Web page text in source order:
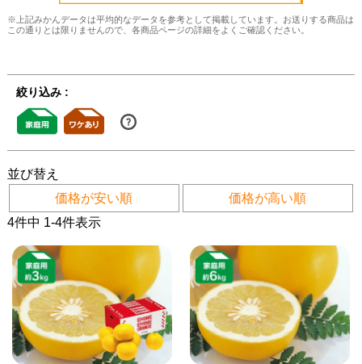
※上記みかんデータは平均的なデータを参考として掲載しています。お送りする商品は
この通りとは限りませんので、各商品ページの詳細をよくご確認ください。
絞り込み :
並び替え
価格が安い順
価格が高い順
4件中 1-4件表示